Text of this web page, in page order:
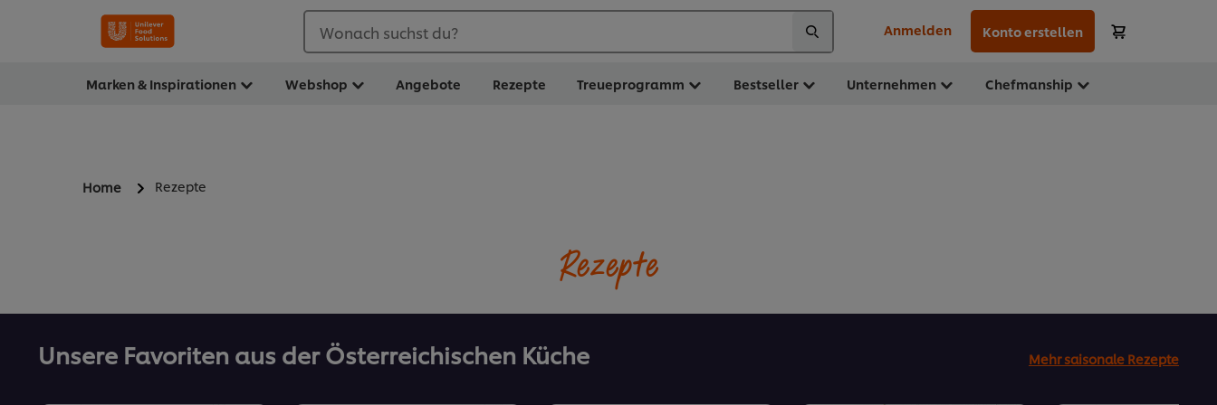
Wonach suchst du? Anmelden Konto erstellen
Marken & Inspirationen Webshop Angebote Rezepte Treueprogramm Bestseller Unternehmen Chefmanship
Home Rezepte
Rezepte
Unsere Favoriten aus der Österreichischen Küche Mehr saisonale Rezepte